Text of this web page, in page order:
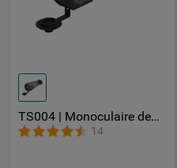
TS004 | Monoculaire de
Vision Thermique Portable
256x192 IR-Résolution
14